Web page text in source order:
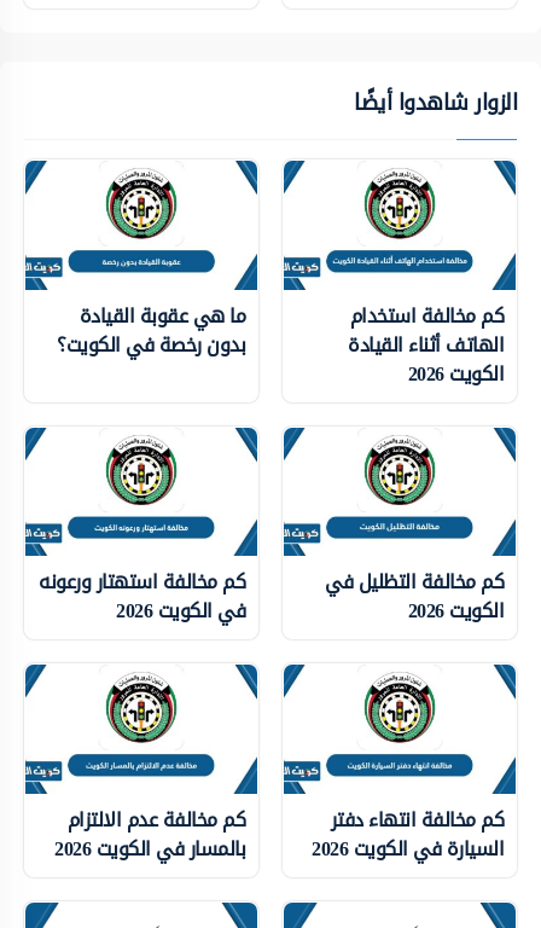
الزوار شاهدوا أيضًا
كم مخالفة استخدام
الهاتف أثناء القيادة
الكويت 2026
ما هي عقوبة القيادة
بدون رخصة في الكويت؟
كم مخالفة التظليل في
الكويت 2026
كم مخالفة استهتار ورعونه
في الكويت 2026
كم مخالفة انتهاء دفتر
السيارة في الكويت 2026
كم مخالفة عدم الالتزام
بالمسار في الكويت 2026